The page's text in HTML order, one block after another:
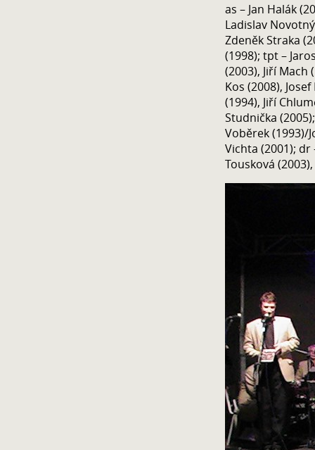
as – Jan Halák
Ladislav
Zdeněk Straka
(1998); tpt –
(2003), Jiří Mach
Kos (2008),
(1994), Jiří
Studnička
Voběrek (1993)/
Vichta (2001); dr
Tousková